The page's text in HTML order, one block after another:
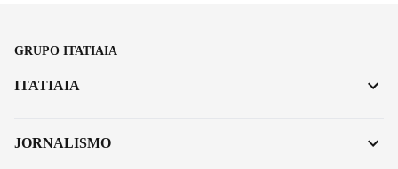
GRUPO ITATIAIA
ITATIAIA
JORNALISMO